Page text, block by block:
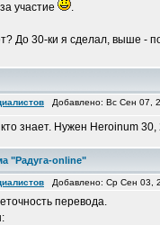
участие .
До 30-ки я сделал, выше -
Добавлено: Вс Сен 07,
знает. Нужен Heroinum
"Радуга-online"
Добавлено: Ср Сен 03,
перевода.